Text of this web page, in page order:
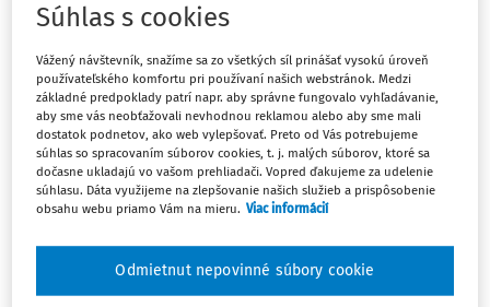
potrebujú pri zostavení konsolidovanej účtovnej závierky
uloženia do registra účtovných závierok, odsúhlasovaniu
vzájomných vzťahov a špecifikám ...
Ing. Miriam Majorová PhD.
Vydané:11. 5. 2026 / 25 minút čítania
Individuálna účtovná závierka v
Súhlas s cookies
Vážený návštevník, snažíme sa zo všetkých síl prinášať vysokú úroveň
používateľského komfortu pri používaní našich webstránok. Medzi
základné predpoklady patrí napr. aby správne fungovalo vyhľadávanie,
aby sme vás neobťažovali nevhodnou reklamou alebo aby sme mali
dostatok podnetov, ako web vylepšovať. Preto od Vás potrebujeme
súhlas so spracovaním súborov cookies, t. j. malých súborov, ktoré sa
dočasne ukladajú vo vašom prehliadači. Vopred ďakujeme za udelenie
súhlasu. Dáta využijeme na zlepšovanie našich služieb a prispôsobenie
obsahu webu priamo Vám na mieru. Viac informácií
Odmietnut nepovinné súbory cookie